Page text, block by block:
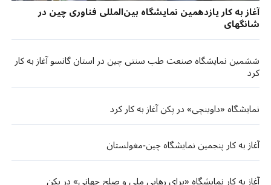
آغاز به کار یازدهمین نمایشگاه بین‌المللی فناوری چین در
شانگهای
ششمین نمایشگاه صنعت طب سنتی چین در استان گانسو آغاز به کار
کرد
نمایشگاه «داوینچی» در پکن آغاز به کار کرد
آغاز به کار پنجمین نمایشگاه چین-مغولستان